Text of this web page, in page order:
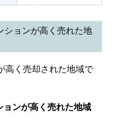
ションが高く売れた地
高く売却された地域で
ンが高く売れた地域